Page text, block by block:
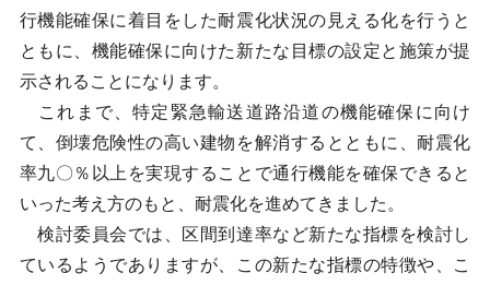
行機能確保に着目をした耐震化状況の見える化を行うと
ともに、機能確保に向けた新たな目標の設定と施策が提
示されることになります。
これまで、特定緊急輸送道路沿道の機能確保に向け
て、倒壊危険性の高い建物を解消するとともに、耐震化
率九〇％以上を実現することで通行機能を確保できると
いった考え方のもと、耐震化を進めてきました。
検討委員会では、区間到達率など新たな指標を検討し
ているようでありますが、この新たな指標の特徴や、こ